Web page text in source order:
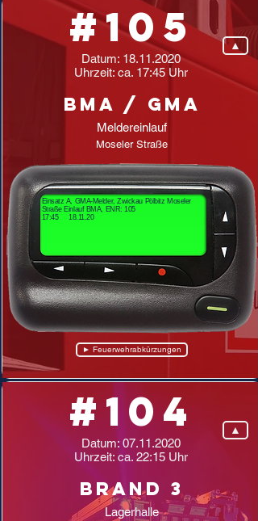
Datum: 18.11.2020
Uhrzeit: ca. 17:45 Uhr
#105 ▲
BMA / GMA
Meldereinlauf
Moseler Straße
Einsatz A, GMA-Melder, Zwickau Pölbitz Moseler
Straße Einlauf BMA, ENR: 105
17:45 18.11.20
► Feuerwehrabkürzungen
Datum: 07.11.2020
Uhrzeit: ca. 22:15 Uhr
#104 ▲
Brand 3
Lagerhalle